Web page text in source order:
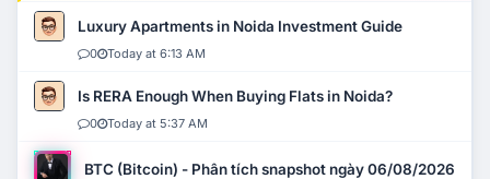
Luxury Apartments in Noida Investment Guide
0 Today at 6:13 AM
Is RERA Enough When Buying Flats in Noida?
0 Today at 5:37 AM
BTC (Bitcoin) - Phân tích snapshot ngày 06/08/2026